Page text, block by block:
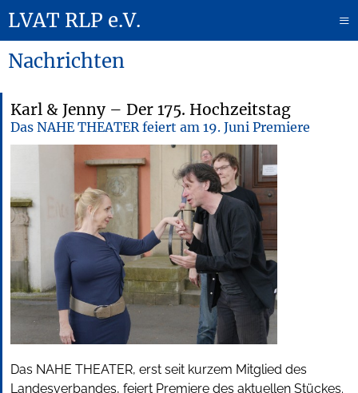
LVAT RLP e.V.
≡
Nachrichten
Karl & Jenny – Der 175. Hochzeitstag
Das NAHE THEATER feiert am 19. Juni Premiere
Das NAHE THEATER, erst seit kurzem Mitglied des
Landesverbandes, feiert Premiere des aktuellen Stückes.